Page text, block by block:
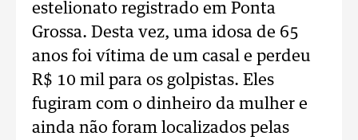
estelionato registrado em Ponta
Grossa. Desta vez, uma idosa de 65
anos foi vítima de um casal e perdeu
R$ 10 mil para os golpistas. Eles
fugiram com o dinheiro da mulher e
ainda não foram localizados pelas